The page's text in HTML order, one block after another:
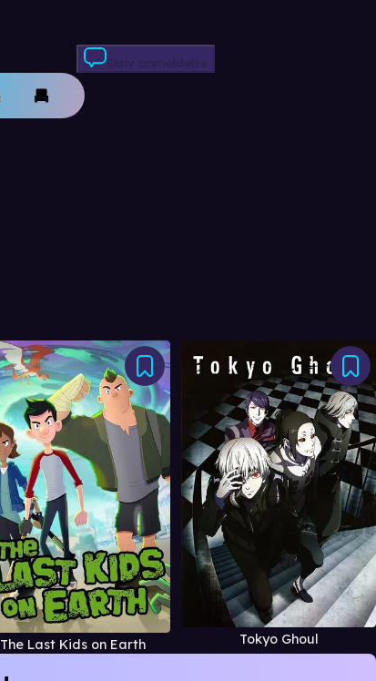
Skriv anmeldelse
The Last Kids on Earth Tokyo Ghoul